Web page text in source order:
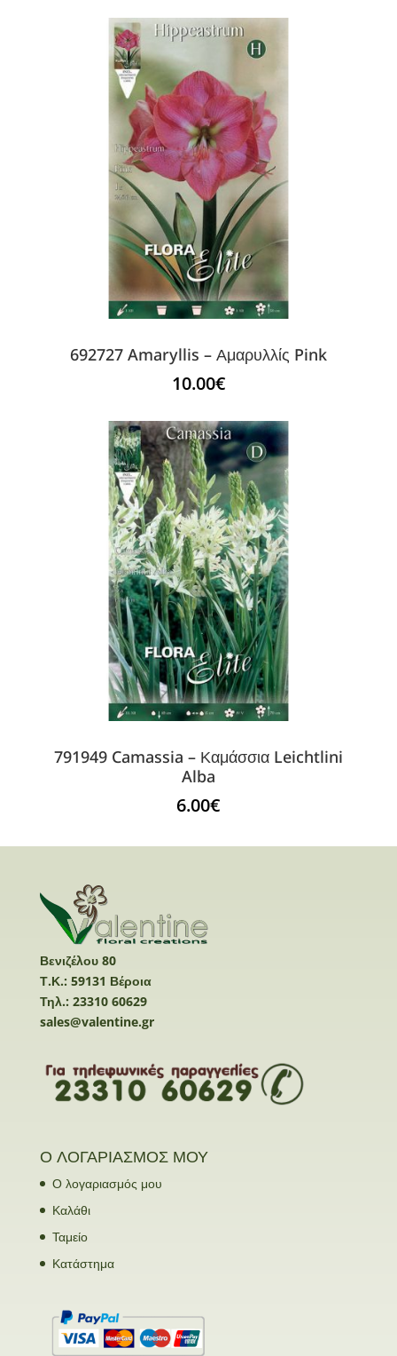
692727 Amaryllis – Αμαρυλλίς Pink
10.00€
791949 Camassia – Καμάσσια Leichtlini
Alba
6.00€
Βενιζέλου 80
Τ.Κ.: 59131 Βέροια
Τηλ.: 23310 60629
sales@valentine.gr
Ο ΛΟΓΑΡΙΑΣΜΟΣ ΜΟΥ
Ο λογαριασμός μου
Καλάθι
Ταμείο
Κατάστημα